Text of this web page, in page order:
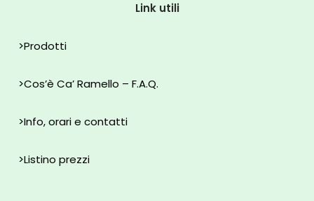
Link utili
>Prodotti
>Cos’è Ca’ Ramello – F.A.Q.
>Info, orari e contatti
>Listino prezzi